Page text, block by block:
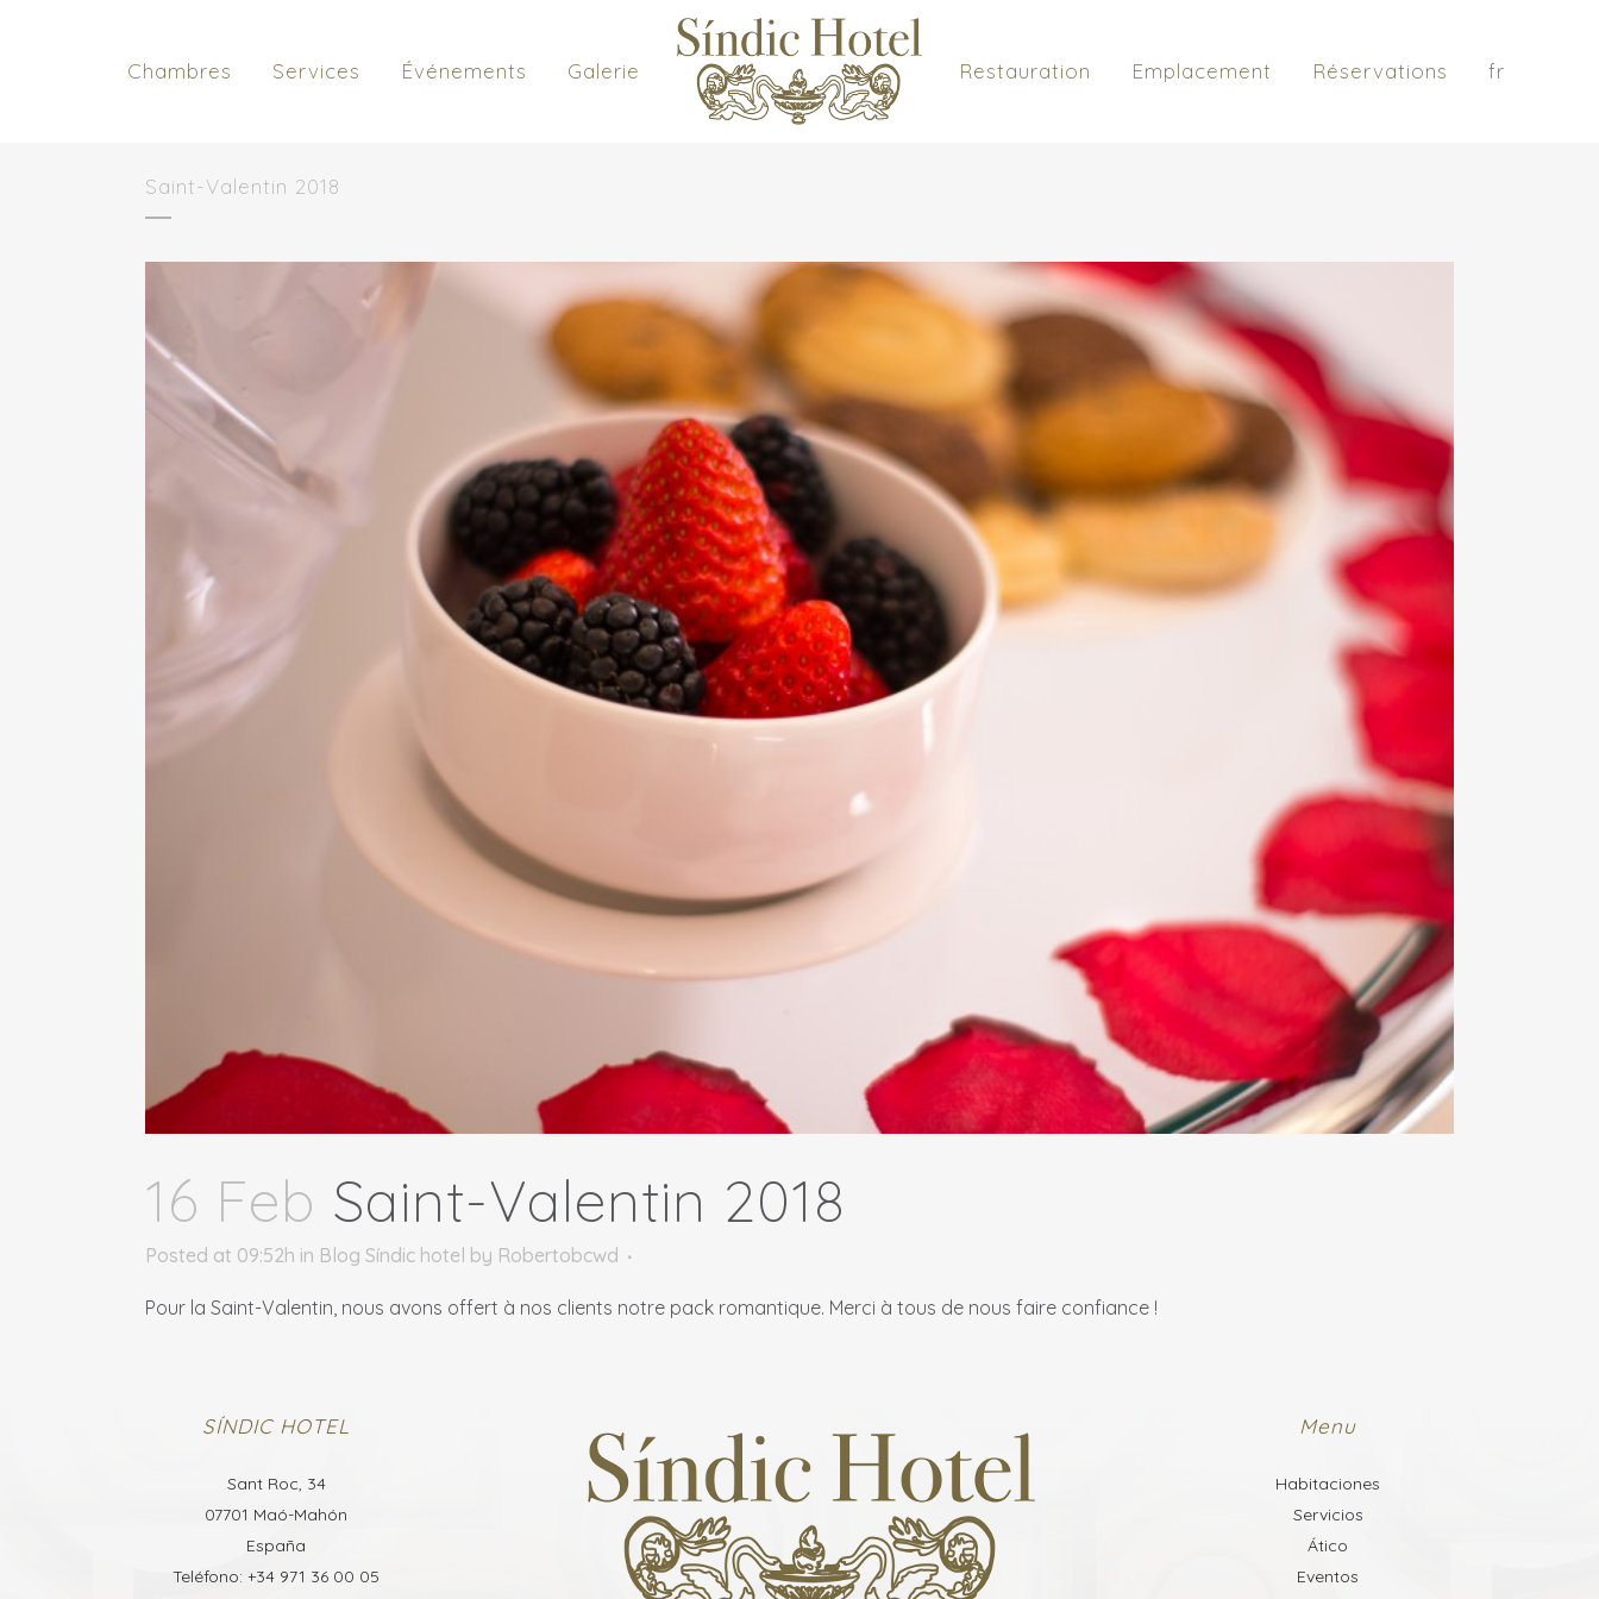
Chambres Services Événements Galerie Restauration Emplacement Réservations fr
Saint-Valentin 2018
16 Feb Saint-Valentin 2018
Posted at 09:52h in Blog Síndic hotel by Robertobcwd
Pour la Saint-Valentin, nous avons offert à nos clients notre pack romantique. Merci à tous de nous faire confiance !
SÍNDIC HOTEL
Sant Roc, 34
07701 Maó-Mahón
España
Teléfono: +34 971 36 00 05
Menu
Habitaciones
Servicios
Ático
Eventos